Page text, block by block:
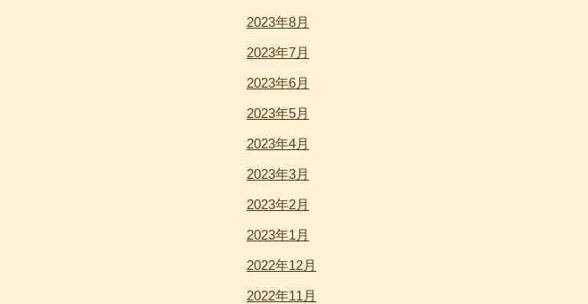
2023年8月
2023年7月
2023年6月
2023年5月
2023年4月
2023年3月
2023年2月
2023年1月
2022年12月
2022年11月